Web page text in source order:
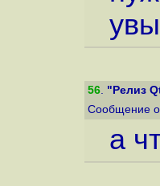
56. "Релиз
Сообщение
а